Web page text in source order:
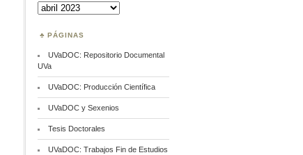
Archivos
PÁGINAS
UVaDOC: Repositorio Documental
UVa
UVaDOC: Producción Científica
UVaDOC y Sexenios
Tesis Doctorales
UVaDOC: Trabajos Fin de Estudios